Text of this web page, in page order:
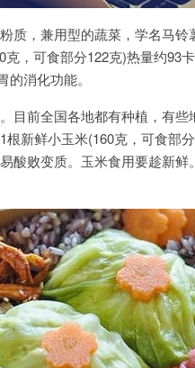
质，兼用型的蔬菜，学名马
，可食部分122克)热量约93
消化功能。
目前全国各地都有种植，有
新鲜小玉米(160克，可食部
酸败变质。玉米食用要趁新